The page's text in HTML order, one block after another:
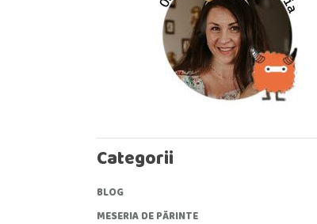
Categorii
BLOG
MESERIA DE PĂRINTE